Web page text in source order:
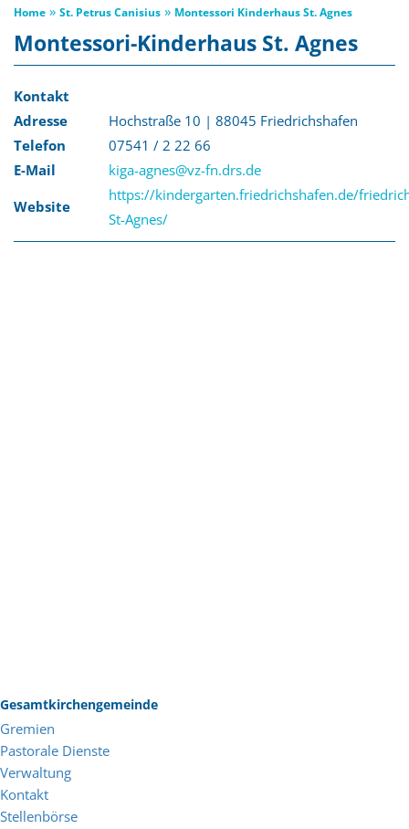
Home » St. Petrus Canisius » Montessori Kinderhaus St. Agnes
Montessori-Kinderhaus St. Agnes
Kontakt
Adresse
Hochstraße 10 | 88045 Friedrichshafen
Telefon
07541 / 2 22 66
E-Mail
kiga-agnes@vz-fn.drs.de
Website
https://kindergarten.friedrichshafen.de/
St-Agnes/
Gesamtkirchengemeinde
Gremien
Pastorale Dienste
Verwaltung
Kontakt
Stellenbörse